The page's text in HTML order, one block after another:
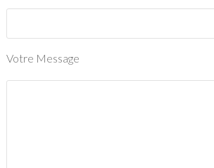
Votre Message